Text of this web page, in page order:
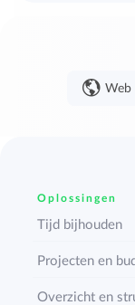
Web
Oplossingen
Tijd bijhouden
Projecten en
Overzicht en